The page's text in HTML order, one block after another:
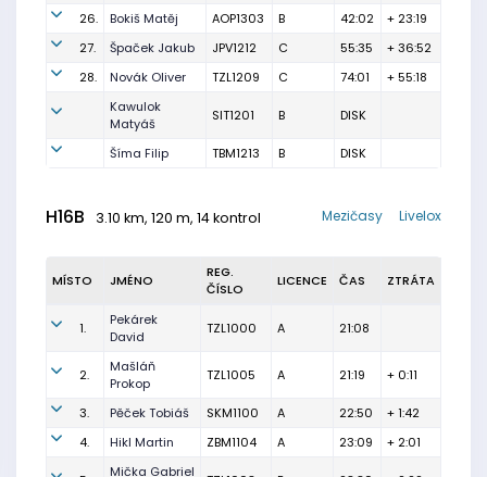
26. Bokiš Matěj AOP1303 B 42:02
+ 23:19
27.
Špaček Jakub JPV1212 C 55:35
+ 36:52
28.
Novák Oliver TZL1209 C 74:01
+ 55:18
Kawulok
Matyáš
SIT1201 B DISK
Šíma Filip TBM1213 B DISK
H16B 3.10 km, 120 m, 14 kontrol Livelox
Mezičasy
MÍSTO JMÉNO
REG.
ČÍSLO
LICENCE ČAS ZTRÁTA
1.
Pekárek
David
TZL1000 A 21:08
2.
Mašláň
Prokop
TZL1005 A 21:19 + 0:11
3. Pěček Tobiáš SKM1100 A 22:50
+ 1:42
4.
Hikl Martin ZBM1104 A 23:09 + 2:01
Mička Gabriel